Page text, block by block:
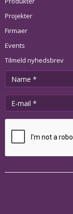
Projekter
Firmaer
Events
Tilmeld nyhedsbrev